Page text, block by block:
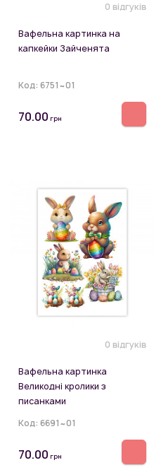
0 відгуків
Вафельна картинка на
капкейки Зайченята
Код: 6751~01
70.00 грн
0 відгуків
Вафельна картинка
Великодні кролики з
писанками
Код: 6691~01
70.00 грн